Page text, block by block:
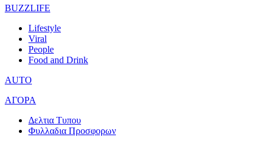
BUZZLIFE
Lifestyle
Viral
People
Food and Drink
AUTO
ΑΓΟΡΑ
Δελτια Τυπου
Φυλλαδια Προσφορων